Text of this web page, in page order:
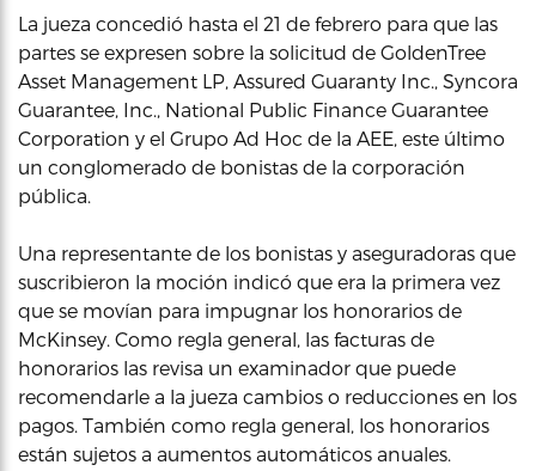
La jueza concedió hasta el 21 de febrero para que las
partes se expresen sobre la solicitud de GoldenTree
Asset Management LP, Assured Guaranty Inc., Syncora
Guarantee, Inc., National Public Finance Guarantee
Corporation y el Grupo Ad Hoc de la AEE, este último
un conglomerado de bonistas de la corporación
pública.
Una representante de los bonistas y aseguradoras que
suscribieron la moción indicó que era la primera vez
que se movían para impugnar los honorarios de
McKinsey. Como regla general, las facturas de
honorarios las revisa un examinador que puede
recomendarle a la jueza cambios o reducciones en los
pagos. También como regla general, los honorarios
están sujetos a aumentos automáticos anuales.